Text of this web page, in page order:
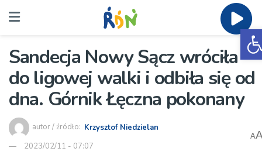
Sandecja Nowy Sącz wróciła
do ligowej walki i odbiła się od
dna. Górnik Łęczna pokonany
autor / źródło: Krzysztof Niedzielan
2023/02/11 - 07:07
A